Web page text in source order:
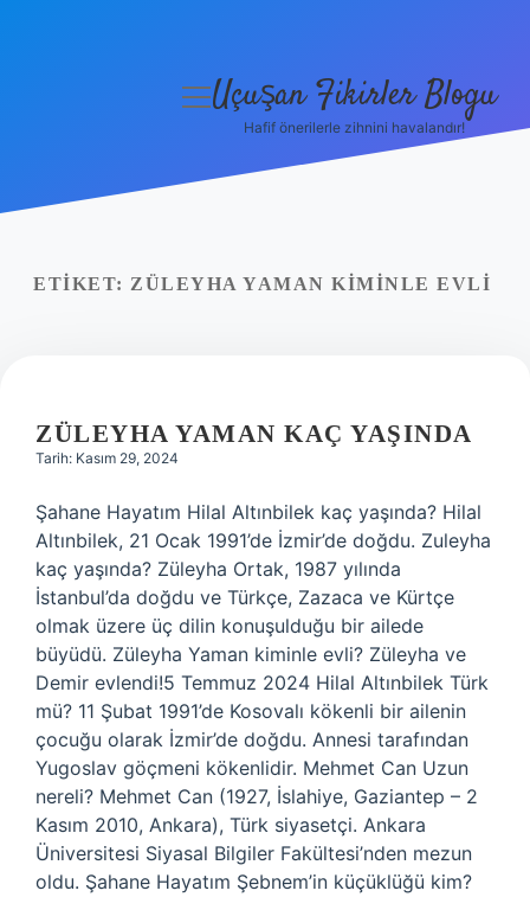
Yasal Uyarı
menüyü
Uçuşan Fikirler Blogu
Hafif önerilerle zihnini havalandır!
ETIKET: ZÜLEYHA YAMAN KIMINLE EVLI
ZÜLEYHA YAMAN KAÇ YAŞINDA
Tarih: Kasım 29, 2024
Şahane Hayatım Hilal Altınbilek kaç yaşında? Hilal
Altınbilek, 21 Ocak 1991’de İzmir’de doğdu. Zuleyha
kaç yaşında? Züleyha Ortak, 1987 yılında
İstanbul’da doğdu ve Türkçe, Zazaca ve Kürtçe
olmak üzere üç dilin konuşulduğu bir ailede
büyüdü. Züleyha Yaman kiminle evli? Züleyha ve
Demir evlendi!5 Temmuz 2024 Hilal Altınbilek Türk
mü? 11 Şubat 1991’de Kosovalı kökenli bir ailenin
çocuğu olarak İzmir’de doğdu. Annesi tarafından
Yugoslav göçmeni kökenlidir. Mehmet Can Uzun
nereli? Mehmet Can (1927, İslahiye, Gaziantep – 2
Kasım 2010, Ankara), Türk siyasetçi. Ankara
Üniversitesi Siyasal Bilgiler Fakültesi’nden mezun
oldu. Şahane Hayatım Şebnem’in küçüklüğü kim?